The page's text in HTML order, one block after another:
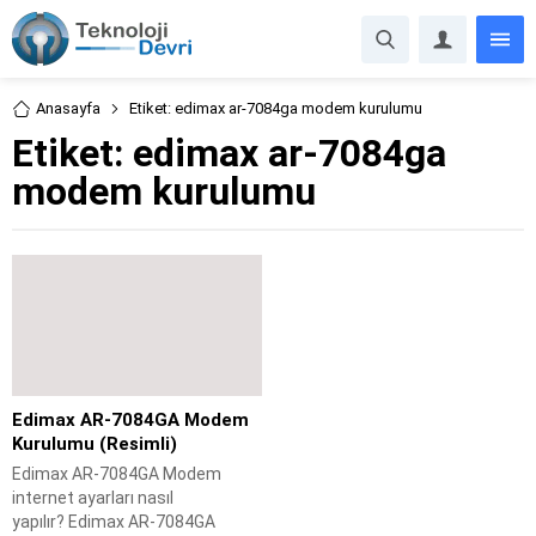
Anasayfa Etiket: edimax ar-7084ga modem kurulumu
Etiket: edimax ar-7084ga
modem kurulumu
Edimax AR-7084GA Modem
Kurulumu (Resimli)
Edimax AR-7084GA Modem
internet ayarları nasıl
yapılır? Edimax AR-7084GA